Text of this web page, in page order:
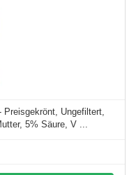
Ungefiltert,
5% Säure, V ...